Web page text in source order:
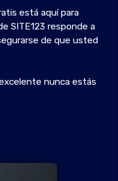
está aquí para
SITE123 responde a
de que usted
nunca estás